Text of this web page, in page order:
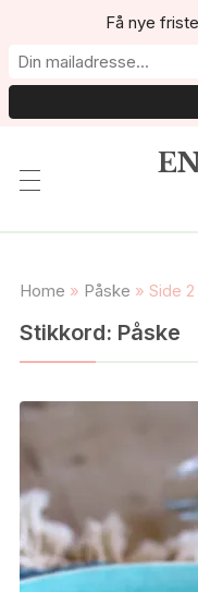
Home » Påske » Side 2
Stikkord: Påske
Få nye